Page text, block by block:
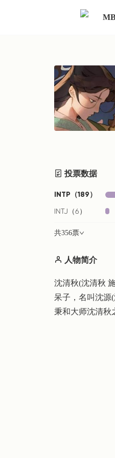
投票数据
INTP （189）
INTJ （6）
共356票
人物简介
沈清秋(沈清秋
呆子，名叫沈源
秉和大师沈清秋